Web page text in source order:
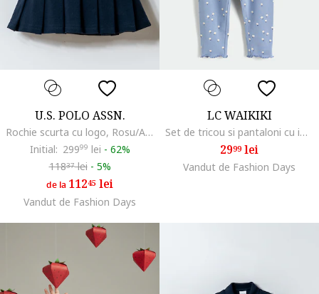
U.S. POLO ASSN.
Rochie scurta cu logo, Rosu/Alb/Bleumarin
Initial: 29999 lei - 62%
11837lei - 5%
de la 11245 lei
Vandut de Fashion Days
LC WAIKIKI
Set de tricou si pantaloni cu imprimeu grafic, Albastru deschis/Bej deschis
2999lei
Vandut de Fashion Days